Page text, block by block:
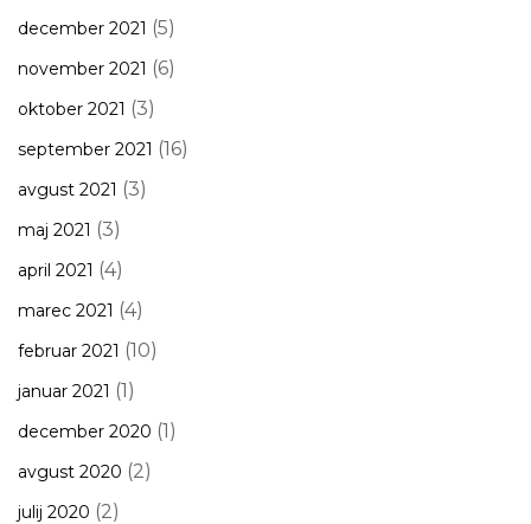
december 2021 (5)
november 2021 (6)
oktober 2021 (3)
september 2021 (16)
avgust 2021 (3)
maj 2021 (3)
april 2021 (4)
marec 2021 (4)
februar 2021 (10)
januar 2021 (1)
december 2020 (1)
avgust 2020 (2)
julij 2020 (2)